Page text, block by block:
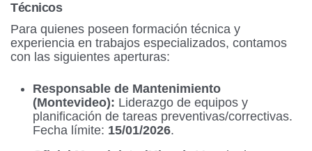
Técnicos
Para quienes poseen formación técnica y
experiencia en trabajos especializados, contamos
con las siguientes aperturas:
Responsable de Mantenimiento
(Montevideo): Liderazgo de equipos y
planificación de tareas preventivas/correctivas.
Fecha límite: 15/01/2026.